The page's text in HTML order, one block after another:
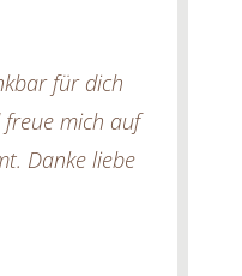
für dich
mich auf
Danke liebe